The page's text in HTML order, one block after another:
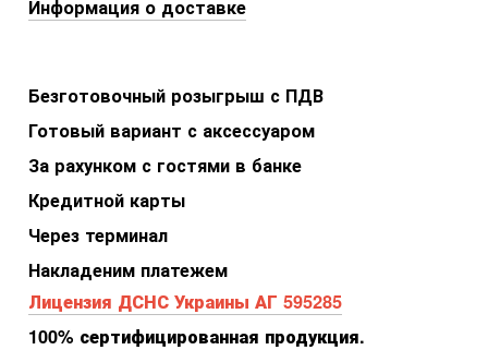
Информация о доставке
Безготовочный розыгрыш с ПДВ
Готовый вариант с аксессуаром
За рахунком с гостями в банке
Кредитной карты
Через терминал
Накладеним платежем
Лицензия ДСНС Украины АГ 595285
100% сертифицированная продукция.